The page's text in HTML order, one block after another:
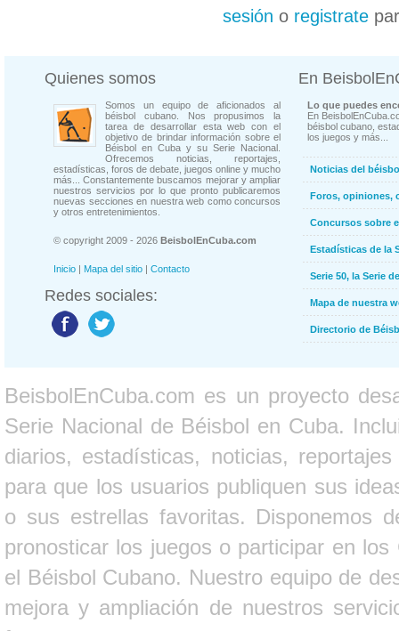
sesión o registrate
Quienes somos
Somos un equipo de aficionados al
béisbol cubano. Nos propusimos la
tarea de desarrollar esta web con el
objetivo de brindar información sobre el
Béisbol en Cuba y su Serie Nacional.
Ofrecemos noticias, reportajes,
estadísticas, foros de debate, juegos online y mucho
más... Constantemente buscamos mejorar y ampliar
nuestros servicios por lo que pronto publicaremos
nuevas secciones en nuestra web como concursos
y otros entretenimientos.
© copyright 2009 - 2026 BeisbolEnCuba.com
Inicio | Mapa del sitio | Contacto
Redes sociales:
En
Lo que puedes
En
béisbol cubano,
los juegos y más...
Noticias del
Foros, opiniones,
Concursos sobre
Estadísticas de la
Serie 50, la Serie
Mapa de nuestra
Directorio de
BeisbolEnCuba.com es un proyecto
Serie Nacional de Béisbol en Cuba.
diarios, estadísticas, noticias,
para que los usuarios publiquen sus
o sus estrellas favoritas. Disponemos
pronosticar los juegos o participar en
el Béisbol Cubano. Nuestro equipo de
mejora y ampliación de nuestros